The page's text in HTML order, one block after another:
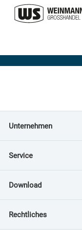
Home
Unternehmen
Service
Download
Rechtliches